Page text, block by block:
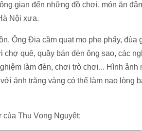
gian đến những đồ chơi, món ăn
Nội xưa.
Ông Địa cầm quạt mo phe phẩy,
quê, quầy bán đèn ông sao, các
làm đèn, chơi trò chơi... Hình
ánh trăng vàng có thể làm nao lòng
của Thu Vọng Nguyệt: